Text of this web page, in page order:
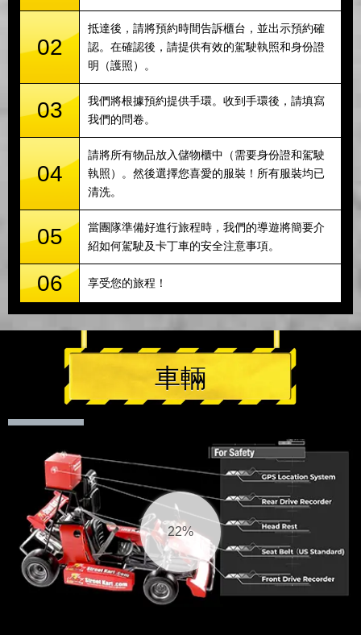
02
抵達後，請將預約時間告訴櫃台，並出示預約確
認。在確認後，請提供有效的駕駛執照和身份證
明（護照）。
03
我們將根據預約提供手環。收到手環後，請填寫
我們的問卷。
04
請將所有物品放入儲物櫃中（需要身份證和駕駛
執照）。然後選擇您喜愛的服裝！所有服裝均已
清洗。
05
當團隊準備好進行旅程時，我們的導遊將簡要介
紹如何駕駛及卡丁車的安全注意事項。
06 享受您的旅程！
車輛
22%